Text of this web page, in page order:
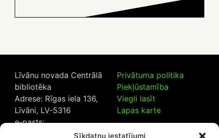
Sīkdatņu iestatījumi
Līvānu novada Centrālā
bibliotēka
Adrese: Rīgas iela 136,
Līvāni, LV-5316
e-pasts:
Privātuma politika
Piekļūstamība
Viegli lasīt
Lapas karte